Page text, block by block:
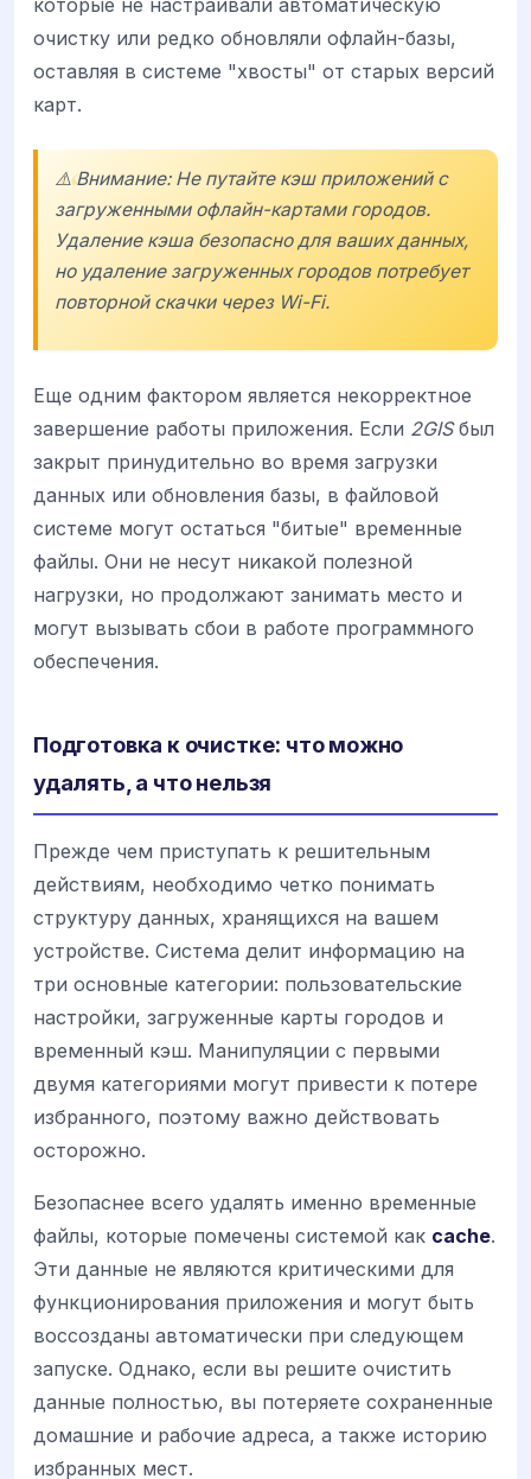
очистку или редко обновляли офлайн-базы,
оставляя в системе "хвосты" от старых версий
карт.
⚠️ Внимание: Не путайте кэш приложений с
загруженными офлайн-картами городов.
Удаление кэша безопасно для ваших данных,
но удаление загруженных городов потребует
повторной скачки через Wi-Fi.
Еще одним фактором является некорректное
завершение работы приложения. Если 2GISбыл
закрыт принудительно во время загрузки
данных или обновления базы, в файловой
системе могут остаться "битые" временные
файлы. Они не несут никакой полезной
нагрузки, но продолжают занимать место и
могут вызывать сбои в работе программного
обеспечения.
Подготовка к очистке: что можно
удалять, а что нельзя
Прежде чем приступать к решительным
действиям, необходимо четко понимать
структуру данных, хранящихся на вашем
устройстве. Система делит информацию на
три основные категории: пользовательские
настройки, загруженные карты городов и
временный кэш. Манипуляции с первыми
двумя категориями могут привести к потере
избранного, поэтому важно действовать
осторожно.
Безопаснее всего удалять именно временные
файлы, которые помечены системой как cache.
Эти данные не являются критическими для
функционирования приложения и могут быть
воссозданы автоматически при следующем
запуске. Однако, если вы решите очистить
данные полностью, вы потеряете сохраненные
домашние и рабочие адреса, а также историю
избранных мест.